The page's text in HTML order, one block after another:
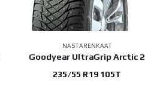
NASTARENKAAT
Goodyear UltraGrip Arctic 2
235/55 R19 105T